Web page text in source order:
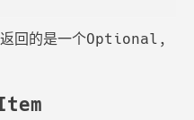
回的是一个Optional,